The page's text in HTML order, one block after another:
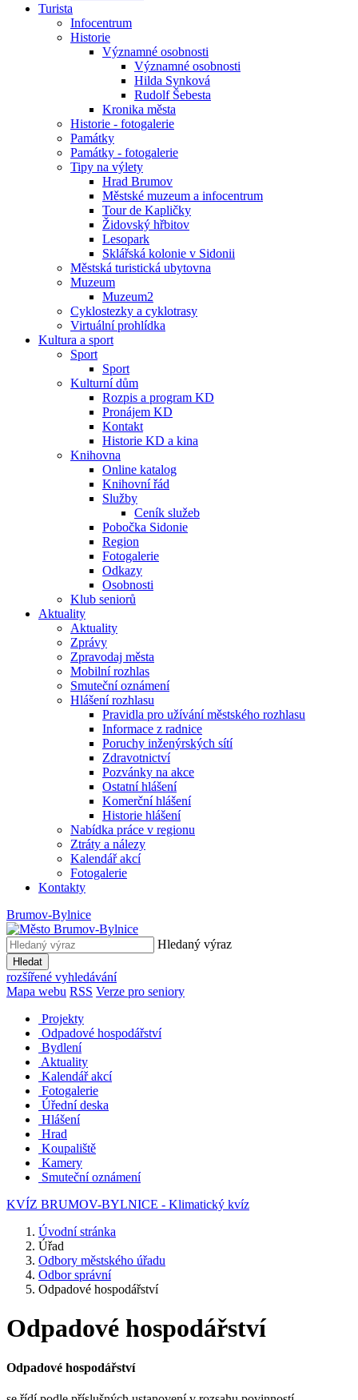
Turista
Infocentrum
Historie
Významné osobnosti
Významné osobnosti
Hilda Synková
Rudolf Šebesta
Kronika města
Historie - fotogalerie
Památky
Památky - fotogalerie
Tipy na výlety
Hrad Brumov
Městské muzeum a infocentrum
Tour de Kapličky
Židovský hřbitov
Lesopark
Sklářská kolonie v Sidonii
Městská turistická ubytovna
Muzeum
Muzeum2
Cyklostezky a cyklotrasy
Virtuální prohlídka
Kultura a sport
Sport
Sport
Kulturní dům
Rozpis a program KD
Pronájem KD
Kontakt
Historie KD a kina
Knihovna
Online katalog
Knihovní řád
Služby
Ceník služeb
Pobočka Sidonie
Region
Fotogalerie
Odkazy
Osobnosti
Klub seniorů
Aktuality
Aktuality
Zprávy
Zpravodaj města
Mobilní rozhlas
Smuteční oznámení
Hlášení rozhlasu
Pravidla pro užívání městského rozhlasu
Informace z radnice
Poruchy inženýrských sítí
Zdravotnictví
Pozvánky na akce
Ostatní hlášení
Komerční hlášení
Historie hlášení
Nabídka práce v regionu
Ztráty a nálezy
Kalendář akcí
Fotogalerie
Kontakty
Brumov-Bylnice
Hledaný výraz
Hledat
rozšířené vyhledávání
Mapa webu RSS Verze pro seniory
Projekty
Odpadové hospodářství
Bydlení
Aktuality
Kalendář akcí
Fotogalerie
Úřední deska
Hlášení
Hrad
Koupaliště
Kamery
Smuteční oznámení
KVÍZ BRUMOV-BYLNICE - Klimatický kvíz
Úvodní stránka
Úřad
Odbory městského úřadu
Odbor správní
Odpadové hospodářství
Odpadové hospodářství
Odpadové hospodářství